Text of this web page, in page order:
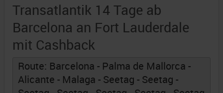
Transatlantik 14 Tage ab
Barcelona an Fort Lauderdale
mit Cashback
Route: Barcelona - Palma de Mallorca -
Alicante - Malaga - Seetag - Seetag -